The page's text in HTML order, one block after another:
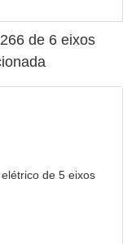
de 6 eixos